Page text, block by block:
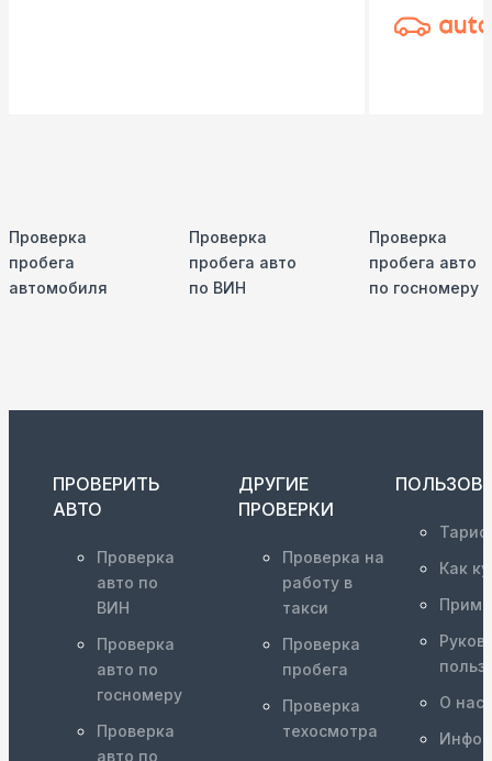
Проверка
пробега
автомобиля
Проверка
пробега авто
по ВИН
Проверка
пробега авто
по госномеру
ПРОВЕРИТЬ
АВТО
Проверка
авто по
ВИН
Проверка
авто по
госномеру
Проверка
авто по
ДРУГИЕ
ПРОВЕРКИ
Проверка на
работу в
такси
Проверка
пробега
Проверка
техосмотра
Как
О нас